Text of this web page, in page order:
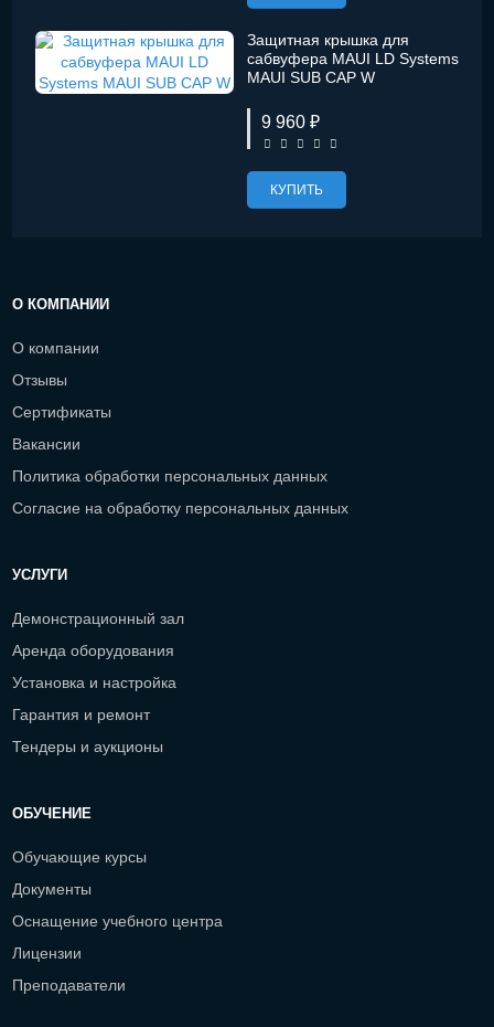
Защитная крышка для
сабвуфера MAUI LD Systems
MAUI SUB CAP W
9 960 ₽
КУПИТЬ
О КОМПАНИИ
О компании
Отзывы
Сертификаты
Вакансии
Политика обработки персональных данных
Согласие на обработку персональных данных
УСЛУГИ
Демонстрационный зал
Аренда оборудования
Установка и настройка
Гарантия и ремонт
Тендеры и аукционы
ОБУЧЕНИЕ
Обучающие курсы
Документы
Оснащение учебного центра
Лицензии
Преподаватели